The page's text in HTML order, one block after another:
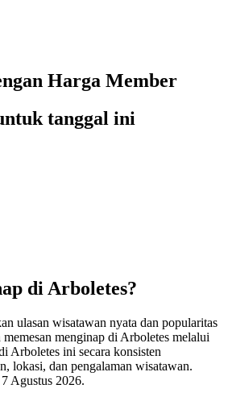
Harga Member
tanggal ini
di Arboletes?
ulasan wisatawan nyata dan popularitas
menginap di Arboletes melalui
Arboletes ini secara konsisten
lokasi, dan pengalaman wisatawan.
7 Agustus 2026.